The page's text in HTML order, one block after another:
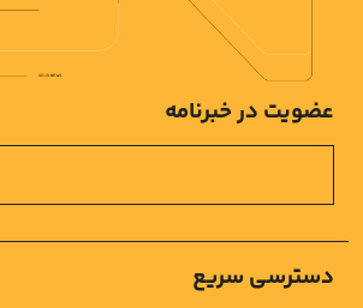
دسترسی سریع
عضویت در خبرنامه